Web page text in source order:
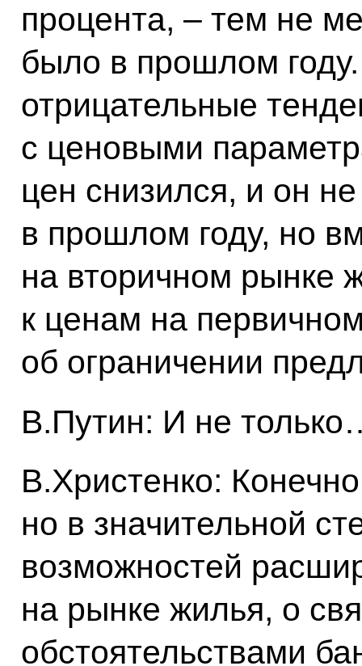
процента, – тем не
было в прошлом
отрицательные
с ценовыми
цен снизился, и он
в прошлом году, но
на вторичном рынке
к ценам на
об ограничении
В.Путин: И не
В.Христенко:
но в значительной
возможностей
на рынке жилья, о
обстоятельствами